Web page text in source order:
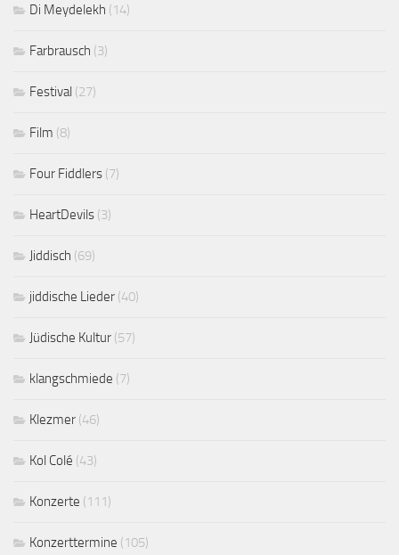
Di Meydelekh (14)
Farbrausch (3)
Festival (27)
Film (8)
Four Fiddlers (7)
HeartDevils (3)
Jiddisch (69)
jiddische Lieder (40)
Jüdische Kultur (57)
klangschmiede (7)
Klezmer (46)
Kol Colé (43)
Konzerte (111)
Konzerttermine (105)